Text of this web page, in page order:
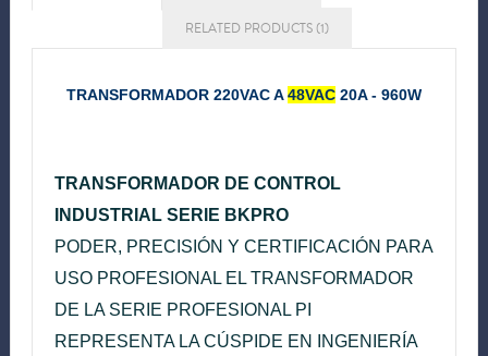
RELATED PRODUCTS (1)
TRANSFORMADOR 220VAC A48VAC 20A - 960W
TRANSFORMADOR DE CONTROL
INDUSTRIAL SERIE BKPRO
PODER, PRECISIÓN Y CERTIFICACIÓN PARA
USO PROFESIONAL EL TRANSFORMADOR
DE LA SERIE PROFESIONAL PI
REPRESENTA LA CÚSPIDE EN INGENIERÍA